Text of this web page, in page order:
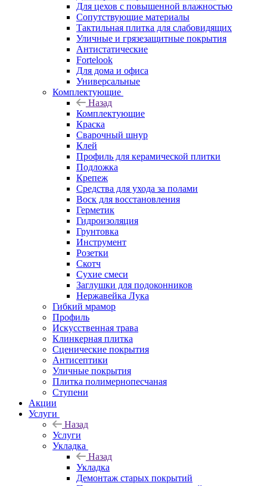
Для цехов с повышенной влажностью
Сопутствующие материалы
Тактильная плитка для слабовидящих
Уличные и грязезащитные покрытия
Антистатические
Fortelook
Для дома и офиса
Универсальные
Комплектующие
Назад
Комплектующие
Краска
Сварочный шнур
Клей
Профиль для керамической плитки
Подложка
Крепеж
Средства для ухода за полами
Воск для восстановления
Герметик
Гидроизоляция
Грунтовка
Инструмент
Розетки
Скотч
Сухие смеси
Заглушки для подоконников
Нержавейка Лука
Гибкий мрамор
Профиль
Искусственная трава
Клинкерная плитка
Сценические покрытия
Антисептики
Уличные покрытия
Плитка полимернопесчаная
Ступени
Акции
Услуги
Назад
Услуги
Укладка
Назад
Укладка
Демонтаж старых покрытий